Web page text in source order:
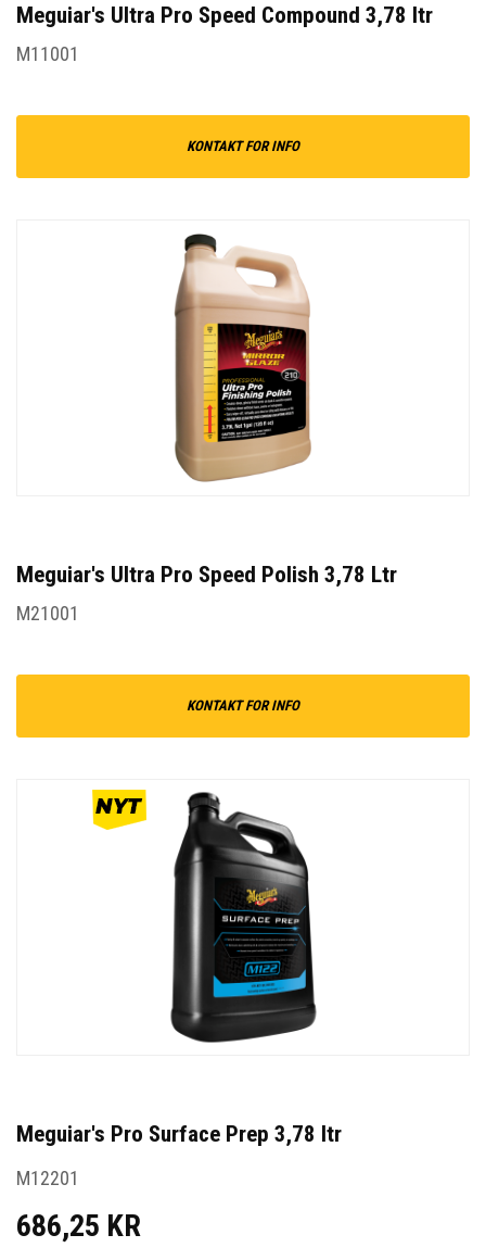
Meguiar's Ultra Pro Speed Compound 3,78 ltr
M11001
KONTAKT FOR INFO
Meguiar's Ultra Pro Speed Polish 3,78 Ltr
M21001
KONTAKT FOR INFO
Meguiar's Pro Surface Prep 3,78 ltr
M12201
686,25 KR